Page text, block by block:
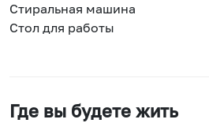
Стиральная машина
Стол для работы
Где вы будете жить